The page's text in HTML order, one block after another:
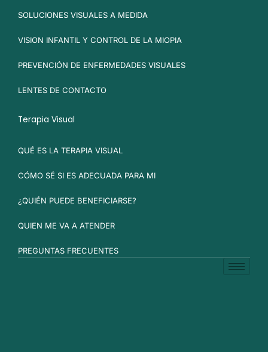
SOLUCIONES VISUALES A MEDIDA
VISION INFANTIL Y CONTROL DE LA MIOPIA
PREVENCIÓN DE ENFERMEDADES VISUALES
LENTES DE CONTACTO
Terapia Visual
QUÉ ES LA TERAPIA VISUAL
CÓMO SÉ SI ES ADECUADA PARA MI
¿QUIÉN PUEDE BENEFICIARSE?
QUIEN ME VA A ATENDER
PREGUNTAS FRECUENTES